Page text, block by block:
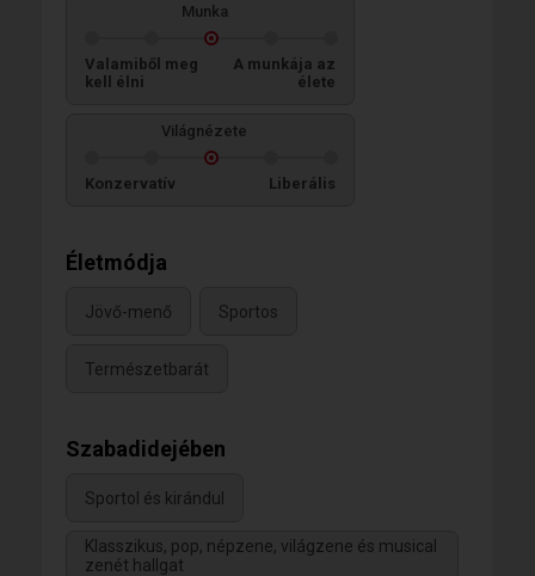
Munka
Valamiből meg
kell élni
A munkája az
élete
Világnézete
Konzervatív Liberális
Életmódja
Jövő-menő Sportos
Természetbarát
Szabadidejében
Sportol és kirándul
Klasszikus, pop, népzene, világzene és musical
zenét hallgat